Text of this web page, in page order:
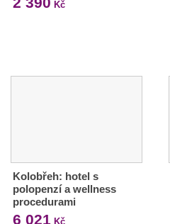
Kč
Kolobřeh: hotel s
polopenzí a wellness
procedurami
6 021 Kč